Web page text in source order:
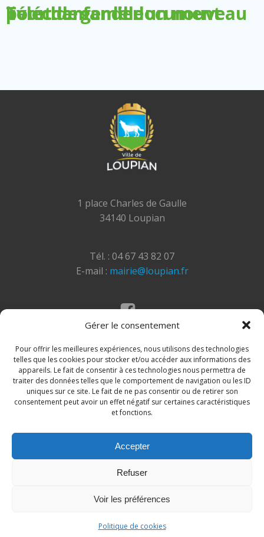
Gérer le consentement
Pour offrir les meilleures expériences, nous utilisons des technologies
telles que les cookies pour stocker et/ou accéder aux informations des
appareils. Le fait de consentir à ces technologies nous permettra de
traiter des données telles que le comportement de navigation ou les ID
uniques sur ce site. Le fait de ne pas consentir ou de retirer son
consentement peut avoir un effet négatif sur certaines caractéristiques
et fonctions.
Accepter
Refuser
Voir les préférences
Politique de cookies
Télécharger le document pour demander un nouveau livret de famille
1 place Charles de Gaulle
34140 Loupian
Tél. : 04 67 43 82 07
E-mail : mairie@loupian.fr
© 2026 Site de la commune de Loupian. Un service
proposé parComm'un Site